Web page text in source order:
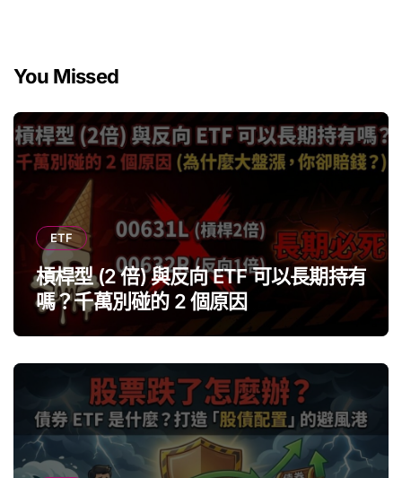
You Missed
ETF
槓桿型 (2 倍) 與反向 ETF 可以長期持有
嗎？千萬別碰的 2 個原因